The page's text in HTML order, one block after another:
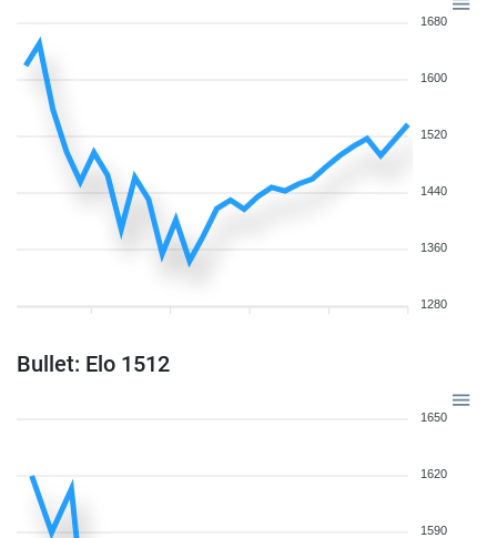
1680
1600
1520
1440
1360
1280
Bullet: Elo 1512
1650
1620
1590